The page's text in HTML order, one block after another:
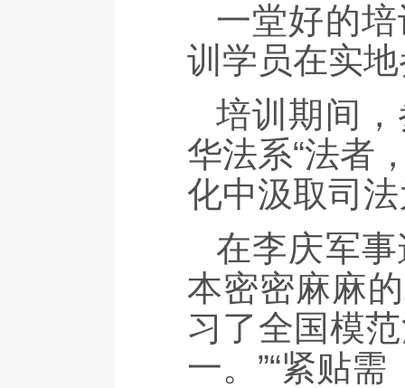
一堂好的
训学员在实
培训期间
华法系“法者
化中汲取司
在李庆军
本密密麻麻
习了全国模
一。”“紧贴需